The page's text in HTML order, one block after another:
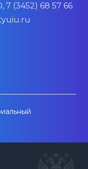
7 (3452) 68 57 66